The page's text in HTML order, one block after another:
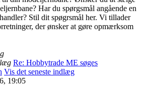
Har du spørgsmål angående en
Stil dit spøgrsmål her. Vi tillader
der ønsker at gøre opmærksom
Re: Hobbytrade ME søges
Vis det seneste indlæg
19:05